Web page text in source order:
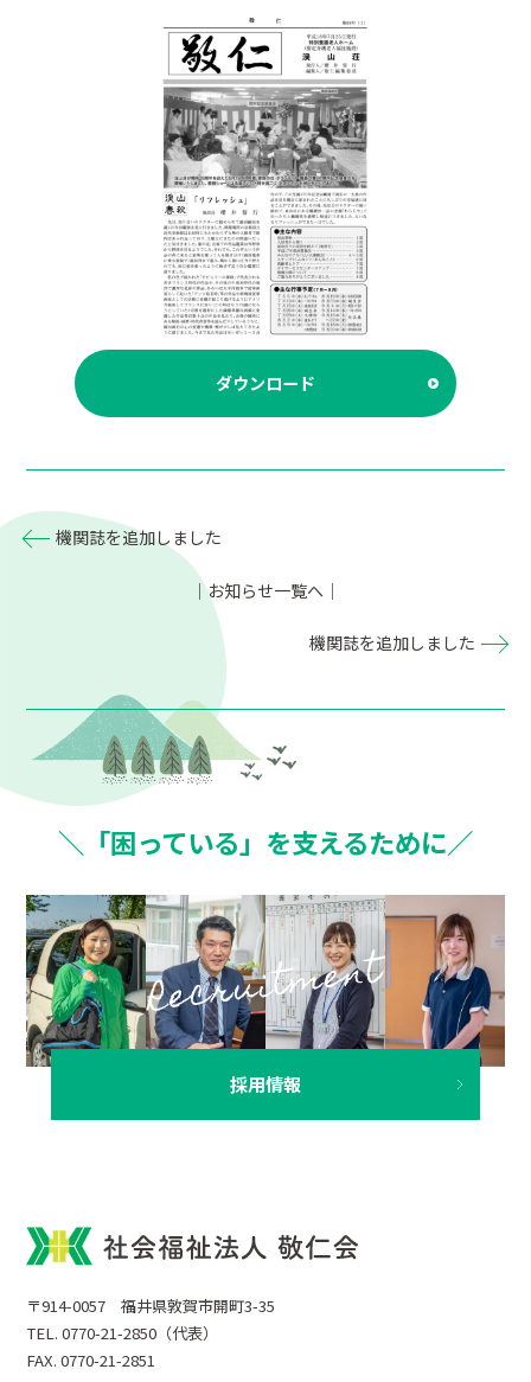
ダウンロード
機関誌を追加しました
｜お知らせ一覧へ｜
機関誌を追加しました
＼「困っている」を支えるために／
採用情報
〒914-0057 福井県敦賀市開町3-35
TEL. 0770-21-2850（代表）
FAX. 0770-21-2851